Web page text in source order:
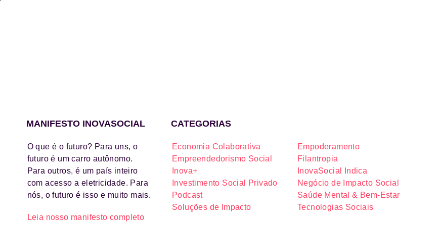
MANIFESTO INOVASOCIAL
O que é o futuro? Para uns, o
futuro é um carro autônomo.
Para outros, é um país inteiro
com acesso a eletricidade. Para
nós, o futuro é isso e muito mais.
Leia nosso manifesto completo
CATEGORIAS
Economia Colaborativa
Empoderamento
Empreendedorismo Social
Filantropia
Inova+
InovaSocial Indica
Investimento Social Privado
Negócio de Impacto Social
Podcast
Saúde Mental & Bem-Estar
Soluções de Impacto
Tecnologias Sociais